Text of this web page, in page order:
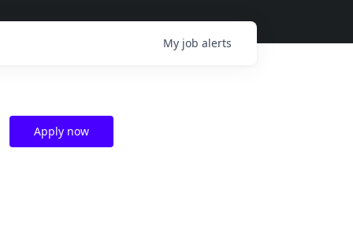
My job alerts
Apply now